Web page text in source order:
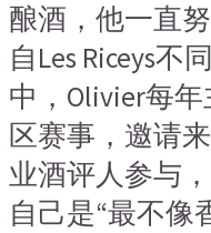
酿酒，他一直
自Les Riceys不
中，Olivier每年
区赛事，邀请
业酒评人参与
自己是“最不像